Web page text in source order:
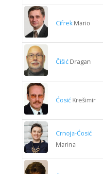
Cifrek Mario
Čišić Dragan
Ćosić Krešimir
Crnoja-Ćosić
Marina